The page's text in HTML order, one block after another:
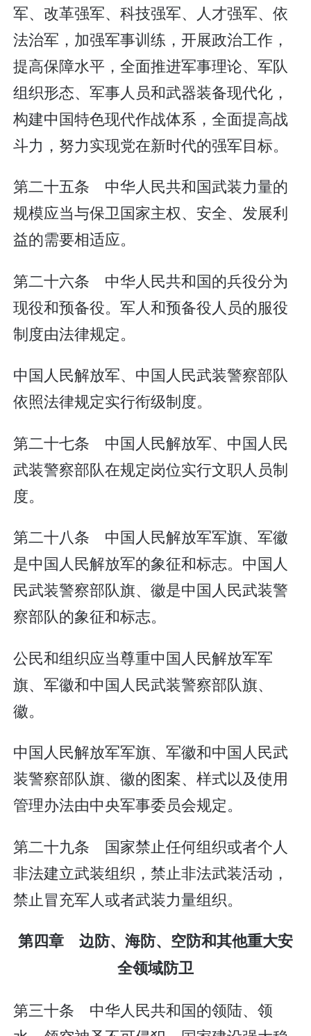
军、改革强军、科技强军、人才强军、依
法治军，加强军事训练，开展政治工作，
提高保障水平，全面推进军事理论、军队
组织形态、军事人员和武器装备现代化，
构建中国特色现代作战体系，全面提高战
斗力，努力实现党在新时代的强军目标。
第二十五条 中华人民共和国武装力量的
规模应当与保卫国家主权、安全、发展利
益的需要相适应。
第二十六条 中华人民共和国的兵役分为
现役和预备役。军人和预备役人员的服役
制度由法律规定。
中国人民解放军、中国人民武装警察部队
依照法律规定实行衔级制度。
第二十七条 中国人民解放军、中国人民
武装警察部队在规定岗位实行文职人员制
度。
第二十八条 中国人民解放军军旗、军徽
是中国人民解放军的象征和标志。中国人
民武装警察部队旗、徽是中国人民武装警
察部队的象征和标志。
公民和组织应当尊重中国人民解放军军
旗、军徽和中国人民武装警察部队旗、
徽。
中国人民解放军军旗、军徽和中国人民武
装警察部队旗、徽的图案、样式以及使用
管理办法由中央军事委员会规定。
第二十九条 国家禁止任何组织或者个人
非法建立武装组织，禁止非法武装活动，
禁止冒充军人或者武装力量组织。
第四章 边防、海防、空防和其他重大安
全领域防卫
第三十条 中华人民共和国的领陆、领